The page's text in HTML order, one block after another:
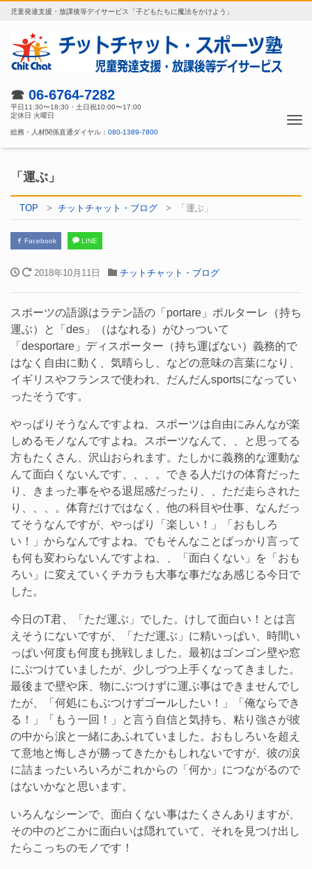
児童発達支援・放課後等デイサービス「子どもたちに魔法をかけよう」
☎ 06-6764-7282
平日11:30〜18:30・土日祝10:00〜17:00
定休日 火曜日
総務・人材関係直通ダイヤル： 080-1389-7800
「運ぶ」
TOP チットチャット・ブログ 「運ぶ」
Facebook LINE
2018年10月11日 チットチャット・ブログ
スポーツの語源はラテン語の「portare」ポルターレ（持ち
運ぶ）と「des」（はなれる）がひっついて
「desportare」ディスポーター（持ち運ばない）義務的で
はなく自由に動く、気晴らし、などの意味の言葉になり、
イギリスやフランスで使われ、だんだんsportsになってい
ったそうです。
やっぱりそうなんですよね、スポーツは自由にみんなが楽
しめるモノなんですよね。スポーツなんて、、と思ってる
方もたくさん、沢山おられます。たしかに義務的な運動な
んて面白くないんです、、、。できる人だけの体育だった
り、きまった事をやる退屈感だったり、、ただ走らされた
り、、、。体育だけではなく、他の科目や仕事、なんだっ
てそうなんですが、やっぱり「楽しい！」「おもしろ
い！」からなんですよね。でもそんなことばっかり言って
も何も変わらないんですよね、、「面白くない」を「おも
ろい」に変えていくチカラも大事な事だなあ感じる今日で
した。
今日のT君、「ただ運ぶ」でした。けして面白い！とは言
えそうにないですが、「ただ運ぶ」に精いっぱい、時間い
っぱい何度も何度も挑戦しました。最初はゴンゴン壁や窓
にぶつけていましたが、少しづつ上手くなってきました。
最後まで壁や床、物にぶつけずに運ぶ事はできませんでし
たが、「何処にもぶつけずゴールしたい！」「俺ならでき
る！」「もう一回！」と言う自信と気持ち、粘り強さが彼
の中から涙と一緒にあふれていました。おもしろいを超え
て意地と悔しさが勝ってきたかもしれないですが、彼の涙
に詰まったいろいろがこれからの「何か」につながるので
はないかなと思います。
いろんなシーンで、面白くない事はたくさんありますが、
その中のどこかに面白いは隠れていて、それを見つけ出し
たらこっちのモノです！